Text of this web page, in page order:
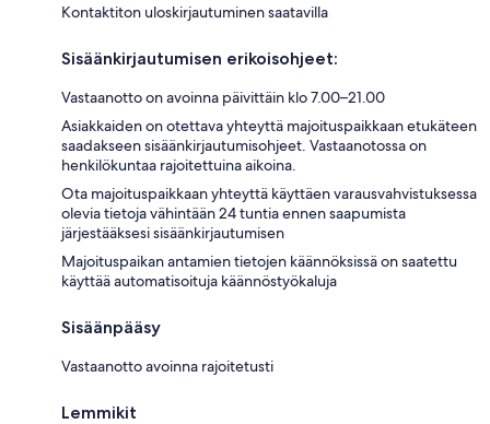
Kontaktiton uloskirjautuminen saatavilla
Sisäänkirjautumisen erikoisohjeet:
Vastaanotto on avoinna päivittäin klo 7.00–21.00
Asiakkaiden on otettava yhteyttä majoituspaikkaan etukäteen
saadakseen sisäänkirjautumisohjeet. Vastaanotossa on
henkilökuntaa rajoitettuina aikoina.
Ota majoituspaikkaan yhteyttä käyttäen varausvahvistuksessa
olevia tietoja vähintään 24 tuntia ennen saapumista
järjestääksesi sisäänkirjautumisen
Majoituspaikan antamien tietojen käännöksissä on saatettu
käyttää automatisoituja käännöstyökaluja
Sisäänpääsy
Vastaanotto avoinna rajoitetusti
Lemmikit